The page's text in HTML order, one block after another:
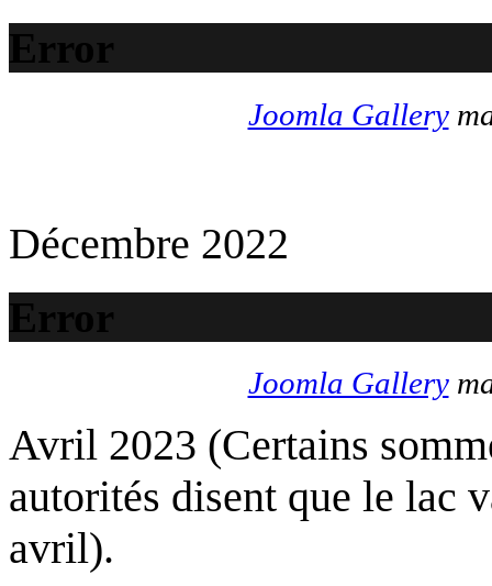
Error
Joomla Gallery
Décembre 2022
Error
Joomla Gallery
Avril 2023 (Certains
autorités disent que le lac
avril).